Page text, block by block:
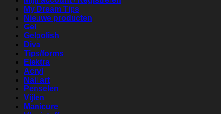
My Dream Tips
Nieuwe producten
Gel
Gelpolish
Diva
Tips/forms
Elektra
Acryl
Nail art
Penselen
Vijlen
Manicure